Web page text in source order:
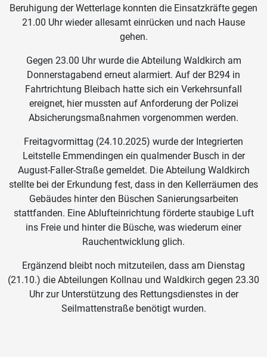
Beruhigung der Wetterlage konnten die Einsatzkräfte gegen
21.00 Uhr wieder allesamt einrücken und nach Hause
gehen.
Gegen 23.00 Uhr wurde die Abteilung Waldkirch am
Donnerstagabend erneut alarmiert. Auf der B294 in
Fahrtrichtung Bleibach hatte sich ein Verkehrsunfall
ereignet, hier mussten auf Anforderung der Polizei
Absicherungsmaßnahmen vorgenommen werden.
Freitagvormittag (24.10.2025) wurde der Integrierten
Leitstelle Emmendingen ein qualmender Busch in der
August-Faller-Straße gemeldet. Die Abteilung Waldkirch
stellte bei der Erkundung fest, dass in den Kellerräumen des
Gebäudes hinter den Büschen Sanierungsarbeiten
stattfanden. Eine Ablufteinrichtung förderte staubige Luft
ins Freie und hinter die Büsche, was wiederum einer
Rauchentwicklung glich.
Ergänzend bleibt noch mitzuteilen, dass am Dienstag
(21.10.) die Abteilungen Kollnau und Waldkirch gegen 23.30
Uhr zur Unterstützung des Rettungsdienstes in der
Seilmattenstraße benötigt wurden.